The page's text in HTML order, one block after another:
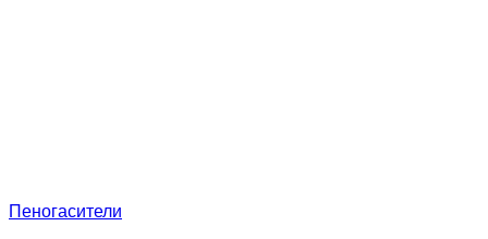
Пеногасители